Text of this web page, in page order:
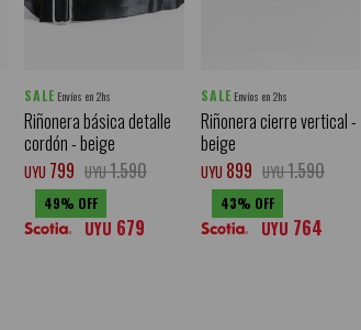
SALE Envíos en 2hs
Riñonera básica detalle
cordón - beige
UYU 799 UYU1.590
49
UYU 679
SALE Envíos en 2hs
Riñonera cierre vertical -
beige
UYU 899 UYU1.590
43
UYU 764